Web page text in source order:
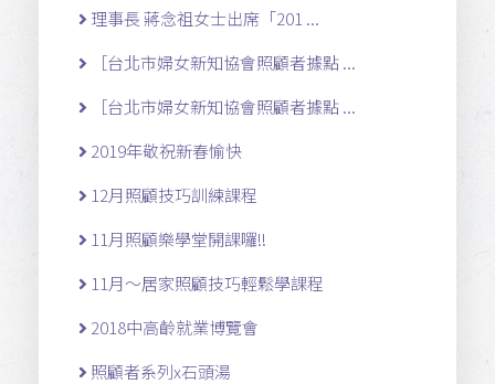
理事長 蔣念祖女士出席「201 ...
［台北市婦女新知協會照顧者據點 ...
［台北市婦女新知協會照顧者據點 ...
2019年敬祝新春愉快
12月照顧技巧訓練課程
11月照顧樂學堂開課囉!!
11月～居家照顧技巧輕鬆學課程
2018中高齡就業博覽會
照顧者系列x石頭湯